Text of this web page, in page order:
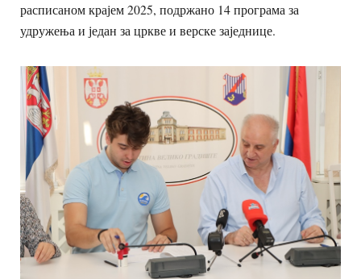
расписаном крајем 2025, подржано 14 програма за
удружења и један за цркве и верске заједнице.